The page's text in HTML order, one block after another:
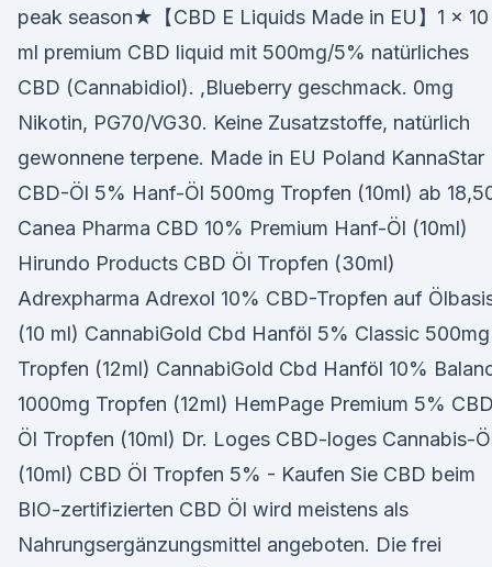
peak season★【CBD E Liquids Made in EU】1 x 10
ml premium CBD liquid mit 500mg/5% natürliches
CBD (Cannabidiol). ,Blueberry geschmack. 0mg
Nikotin, PG70/VG30. Keine Zusatzstoffe, natürlich
gewonnene terpene. Made in EU Poland KannaStar
CBD-Öl 5% Hanf-Öl 500mg Tropfen (10ml) ab
Canea Pharma CBD 10% Premium Hanf-Öl (10ml)
Hirundo Products CBD Öl Tropfen (30ml)
Adrexpharma Adrexol 10% CBD-Tropfen auf
(10 ml) CannabiGold Cbd Hanföl 5% Classic 500mg
Tropfen (12ml) CannabiGold Cbd Hanföl 10%
1000mg Tropfen (12ml) HemPage Premium 5% CBD
Öl Tropfen (10ml) Dr. Loges CBD-loges Cannabis-
(10ml) CBD Öl Tropfen 5% - Kaufen Sie CBD beim
BIO-zertifizierten CBD Öl wird meistens als
Nahrungsergänzungsmittel angeboten. Die frei